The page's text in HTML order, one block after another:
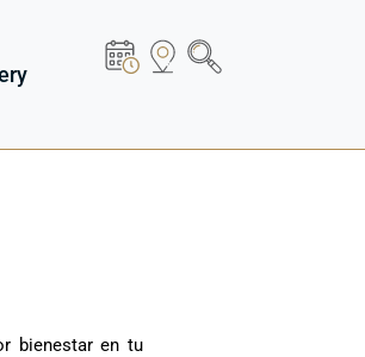
bienestar en tu